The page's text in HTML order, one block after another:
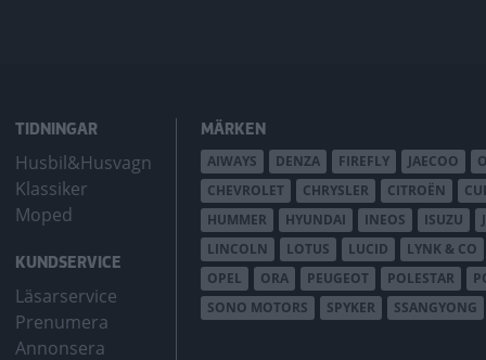
TIDNINGAR
Husbil&Husvagn
Klassiker
Moped
KUNDSERVICE
Läsarservice
Prenumera
Annonsera
MÄRKEN
AIWAYS DENZA FIREFLY JAECOO
CHEVROLET
CHRYSLER CITROËN
HUMMER
HYUNDAI INEOS ISUZU
LINCOLN
LOTUS LUCID LYNK & CO
OPEL
ORA PEUGEOT POLESTAR
SONO MOTORS
SPYKER SSANGYONG